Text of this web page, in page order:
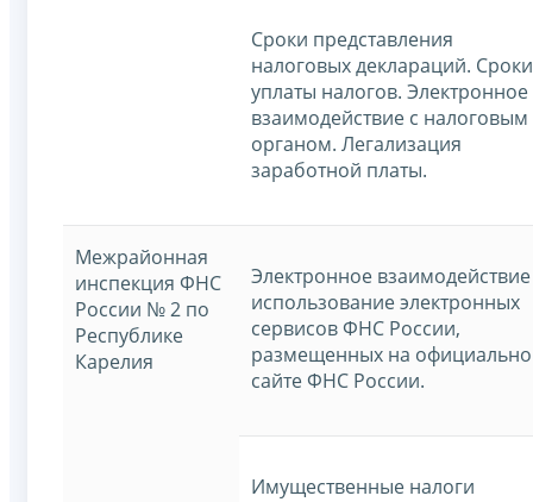
Сроки представления
налоговых деклараций. Сроки
уплаты налогов. Электронное
взаимодействие с налоговым
органом. Легализация
заработной платы.
Межрайонная
инспекция ФНС
России № 2 по
Республике
Карелия
Электронное
использование электронных
сервисов ФНС России,
размещенных на
сайте ФНС России.
Имущественные налоги